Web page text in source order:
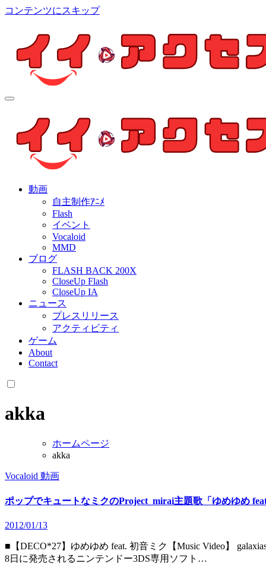
コンテンツにスキップ
個人制作アニメを中心とした動画紹介ブログ
動画
自主制作ｱﾆﾒ
Flash
イベント
Vocaloid
MMD
ブログ
FLASH BACK 200X
CloseUp Flash
CloseUp IA
ニュース
プレスリリース
アクティビティ
ゲーム
About
Contact
akka
ホームページ
akka
Vocaloid 動画
ポップでキュートなミクのProject_mirai主題歌「ゆめゆめ
2012/01/13
■【DECO*27】ゆめゆめ feat. 初音ミク【Music Video】 galaxias!でも活躍中のDECO*27さんの新曲は、なんと2012年3月
8日に発売されるニンテンドー3DS専用ソフト…